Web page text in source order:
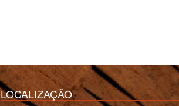
LOCALIZAÇÃO